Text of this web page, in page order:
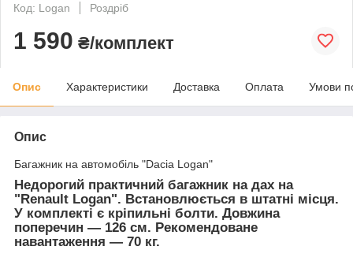
Код: Logan
Роздріб
1 590 ₴/комплект
Опис Характеристики Доставка Оплата Умови
Опис
Багажник на автомобіль "Dacia Logan"
Недорогий практичний багажник на дах на
"Renault Logan". Встановлюється в штатні місця.
У комплекті є кріпильні болти. Довжина
поперечин — 126 см. Рекомендоване
навантаження — 70 кг.